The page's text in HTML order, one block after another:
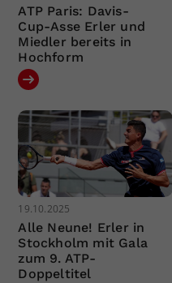
ATP Paris: Davis-
Cup-Asse Erler und
Miedler bereits in
Hochform
19.10.2025
Alle Neune! Erler in
Stockholm mit Gala
zum 9. ATP-
Doppeltitel